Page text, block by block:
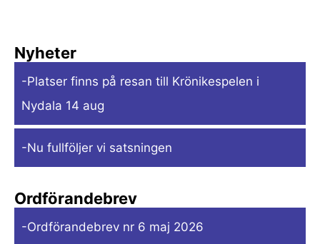
Nyheter
-Platser finns på resan till Krönikespelen i
Nydala 14 aug
-Nu fullföljer vi satsningen
Ordförandebrev
-Ordförandebrev nr 6 maj 2026